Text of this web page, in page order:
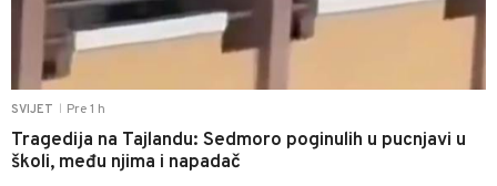
SVIJET Pre 1 h
Tragedija na Tajlandu: Sedmoro poginulih u pucnjavi u
školi, među njima i napadač